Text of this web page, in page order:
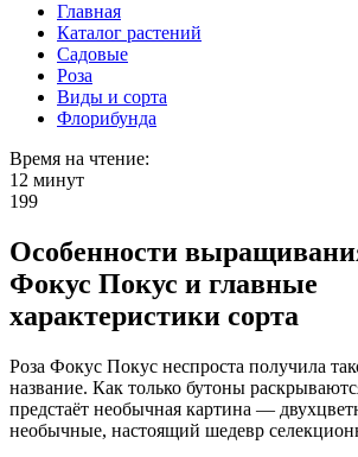
Главная
Каталог растений
Садовые
Роза
Виды и сорта
Флорибунда
Время на чтение:
12 минут
199
Особенности
Фокус Покус и главные
характеристики сорта
Роза Фокус Покус неспроста получила
название. Как только бутоны
предстаёт необычная картина —
необычные, настоящий шедевр